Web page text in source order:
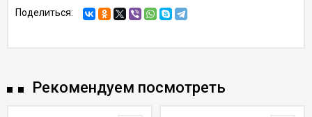
Поделиться:
Рекомендуем посмотреть